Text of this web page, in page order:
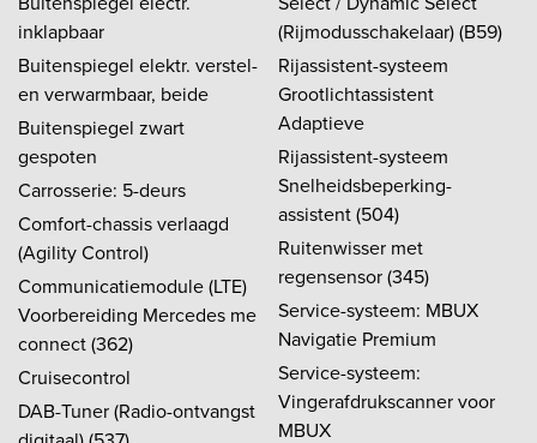
inklapbaar
Buitenspiegel elektr. verstel-
en verwarmbaar, beide
Buitenspiegel zwart
gespoten
Carrosserie: 5-deurs
Comfort-chassis verlaagd
(Agility Control)
Communicatiemodule (LTE)
Voorbereiding Mercedes me
connect (362)
Cruisecontrol
DAB-Tuner (Radio-ontvangst
(Rijmodusschakelaar) (B59)
Rijassistent-systeem
Grootlichtassistent
Adaptieve
Rijassistent-systeem
Snelheidsbeperking-
assistent (504)
Ruitenwisser met
regensensor (345)
Service-systeem: MBUX
Navigatie Premium
Service-systeem:
Vingerafdrukscanner voor
MBUX